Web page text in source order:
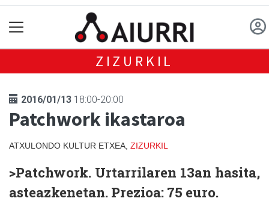
ZIZURKIL
2016/01/13 18:00-20:00
Patchwork ikastaroa
ATXULONDO KULTUR ETXEA, ZIZURKIL
>Patchwork. Urtarrilaren 13an hasita,
asteazkenetan. Prezioa: 75 euro.